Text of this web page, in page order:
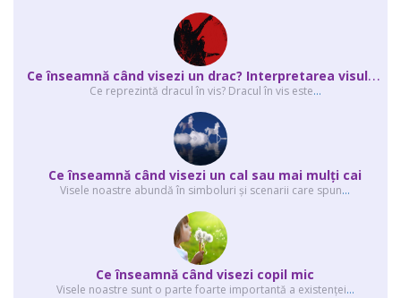
C
e înseamnă când visezi un drac? Interpretarea visului în care apar unul sau...
Ce reprezintă dracul în vis? Dracul în vis este...
Ce înseamnă când visezi un cal sau mai mulţi cai
Visele noastre abundă în simboluri şi scenarii care spun...
Ce înseamnă când visezi copil mic
Visele noastre sunt o parte foarte importantă a existenţei...